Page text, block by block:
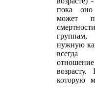
пока оно
может
нужную
всегда
которую